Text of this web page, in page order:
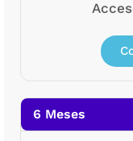
6 Meses